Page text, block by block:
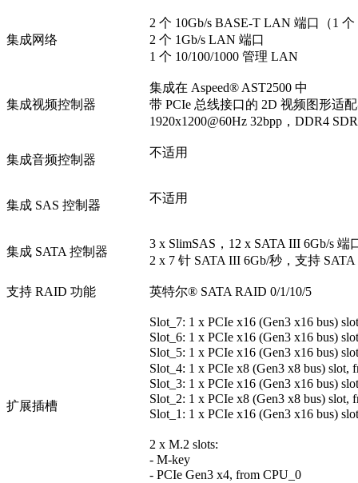
集成网络
2 个 10Gb/s BASE-T LAN 端口（1 个
2 个 1Gb/s LAN 端口
1 个 10/100/1000 管理 LAN
集成视频控制器
集成在 Aspeed® AST2500 中
带 PCIe 总线接口的 2D 视频图形适
1920x1200@60Hz 32bpp，DDR4
集成音频控制器
不适用
集成 SAS 控制器
不适用
集成 SATA 控制器
3 x SlimSAS，12 x SATA III 6Gb/s 端
2 x 7 针 SATA III 6Gb/秒，支持
支持 RAID 功能 英特尔® SATA RAID 0/1/10/5
扩展插槽
Slot_7: 1 x PCIe x16 (Gen3 x16 bus)
Slot_6: 1 x PCIe x16 (Gen3 x16 bus)
Slot_5: 1 x PCIe x16 (Gen3 x16 bus)
Slot_4: 1 x PCIe x8 (Gen3 x8 bus) slot,
Slot_3: 1 x PCIe x16 (Gen3 x16 bus)
Slot_2: 1 x PCIe x8 (Gen3 x8 bus) slot,
Slot_1: 1 x PCIe x16 (Gen3 x16 bus)
2 x M.2 slots:
- M-key
- PCIe Gen3 x4, from CPU_0